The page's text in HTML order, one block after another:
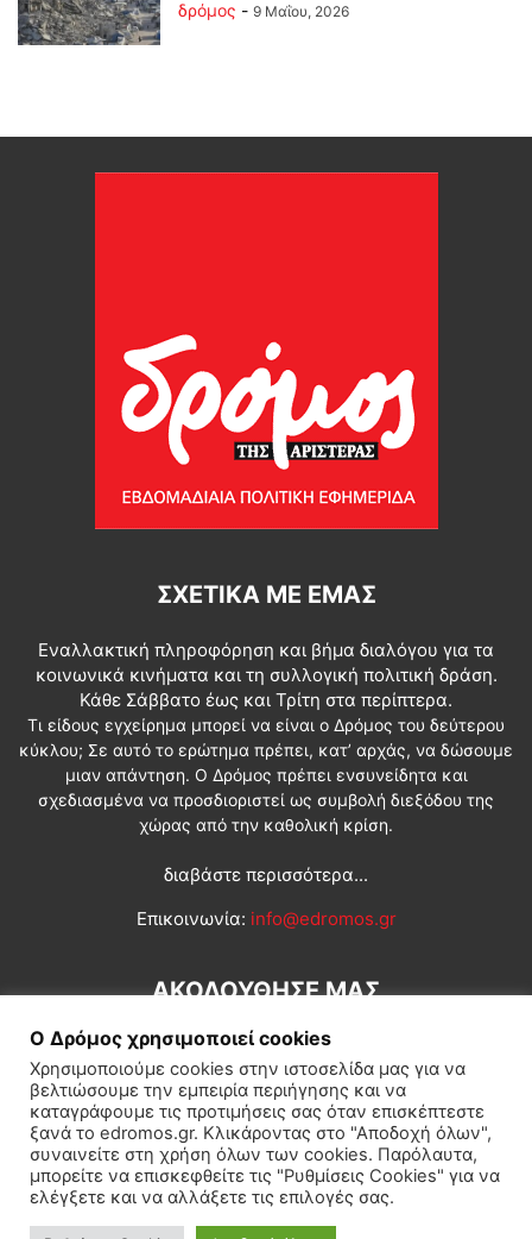
δρόμος - 9 Μαΐου, 2026
ΣΧΕΤΙΚΆ ΜΕ ΕΜΆΣ
Εναλλακτική πληροφόρηση και βήμα διαλόγου για τα
κοινωνικά κινήματα και τη συλλογική πολιτική δράση.
Κάθε Σάββατο έως και Τρίτη στα περίπτερα.
Τι είδους εγχείρημα μπορεί να είναι ο Δρόμος του δεύτερου
κύκλου; Σε αυτό το ερώτημα πρέπει, κατ’ αρχάς, να δώσουμε
μιαν απάντηση. Ο Δρόμος πρέπει ενσυνείδητα και
σχεδιασμένα να προσδιοριστεί ως συμβολή διεξόδου της
χώρας από την καθολική κρίση.
διαβάστε περισσότερα...
Επικοινωνία: info@edromos.gr
ΑΚΟΛΟΥΘΗΣΕ ΜΑΣ
Εγγραφή συνδρομητή Πολιτική Διεθνή Κοινωνία
Πολιτισμός Αφιερώματα
Ο Δρόμος χρησιμοποιεί cookies
Χρησιμοποιούμε cookies στην ιστοσελίδα μας για να
βελτιώσουμε την εμπειρία περιήγησης και να
καταγράφουμε τις προτιμήσεις σας όταν επισκέπτεστε
ξανά το edromos.gr. Κλικάροντας στο "Αποδοχή όλων",
συναινείτε στη χρήση όλων των cookies. Παρόλαυτα,
μπορείτε να επισκεφθείτε τις "Ρυθμίσεις Cookies" για να
ελέγξετε και να αλλάξετε τις επιλογές σας.